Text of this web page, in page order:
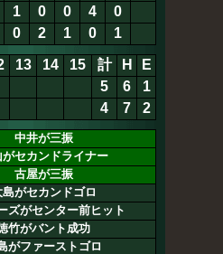
1 0 0 4 0
0 2 1 0 1
13 14 15 計 H
E
5 6
1
4 7 3
中井が三振
がセカンドライナー
古屋が三振
島がセカンドゴロ
ズがセンター前ヒット
竹がバント成功
がファーストゴロ